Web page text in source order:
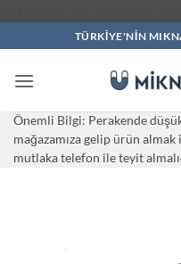
TÜRKİYE'NİN
Önemli Bilgi: Perakende düşük
mağazamıza gelip ürün
mutlaka telefon ile teyit